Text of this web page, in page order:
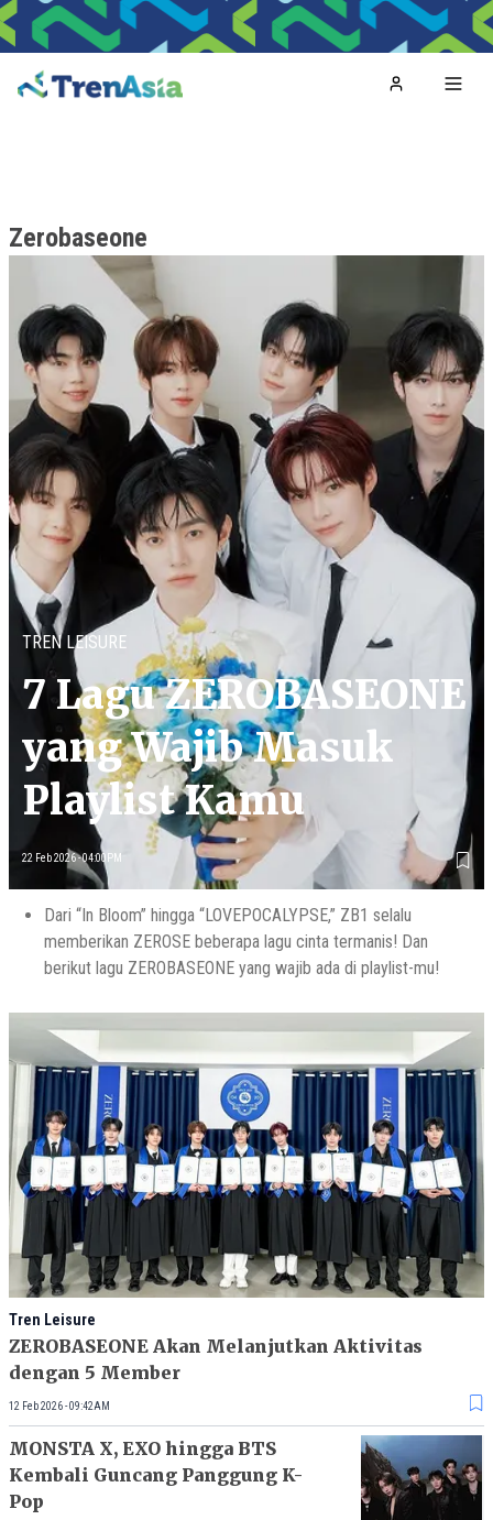
Home
Zerobaseone
TREN LEISURE
7 Lagu ZEROBASEONE
yang Wajib Masuk
Playlist Kamu
22 Feb 2026 - 04:00PM
Dari “In Bloom” hingga “LOVEPOCALYPSE,” ZB1 selalu
memberikan ZEROSE beberapa lagu cinta termanis! Dan
berikut lagu ZEROBASEONE yang wajib ada di playlist-mu!
Tren Leisure
ZEROBASEONE Akan Melanjutkan Aktivitas
dengan 5 Member
12 Feb 2026 - 09:42AM
MONSTA X, EXO hingga BTS
Kembali Guncang Panggung K-
Pop